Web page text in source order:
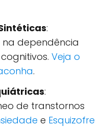
:
dependência
Veja o
.
:
de transtornos
e Esquizofre